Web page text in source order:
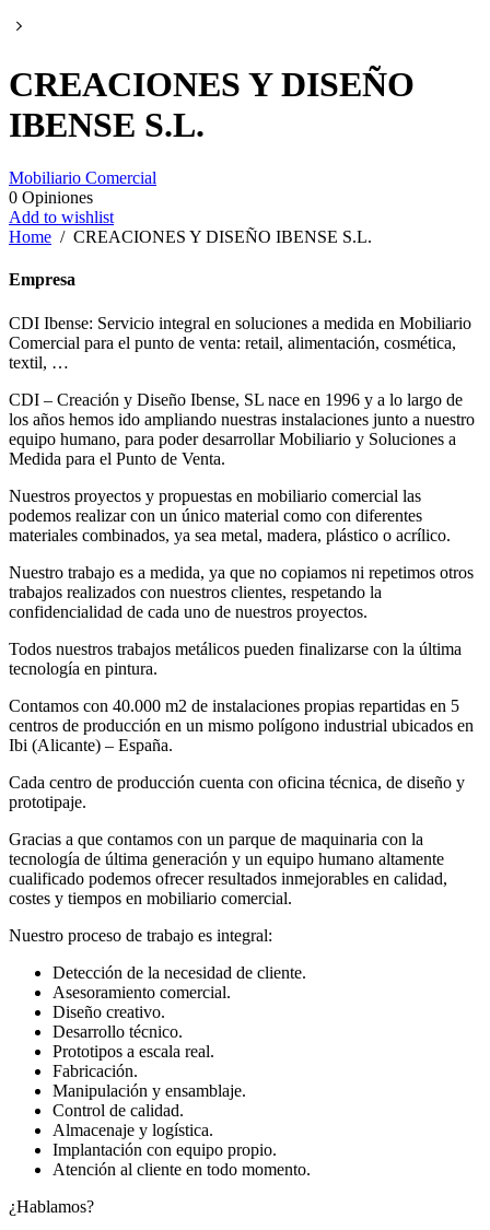
CREACIONES Y DISEÑO
IBENSE S.L.
Mobiliario Comercial
0 Opiniones
Add to wishlist
Home / CREACIONES Y DISEÑO IBENSE S.L.
Empresa
CDI Ibense: Servicio integral en soluciones a medida en Mobiliario
Comercial para el punto de venta: retail, alimentación, cosmética,
textil, …
CDI – Creación y Diseño Ibense, SL nace en 1996 y a lo largo de
los años hemos ido ampliando nuestras instalaciones junto a nuestro
equipo humano, para poder desarrollar Mobiliario y Soluciones a
Medida para el Punto de Venta.
Nuestros proyectos y propuestas en mobiliario comercial las
podemos realizar con un único material como con diferentes
materiales combinados, ya sea metal, madera, plástico o acrílico.
Nuestro trabajo es a medida, ya que no copiamos ni repetimos otros
trabajos realizados con nuestros clientes, respetando la
confidencialidad de cada uno de nuestros proyectos.
Todos nuestros trabajos metálicos pueden finalizarse con la última
tecnología en pintura.
Contamos con 40.000 m2 de instalaciones propias repartidas en 5
centros de producción en un mismo polígono industrial ubicados en
Ibi (Alicante) – España.
Cada centro de producción cuenta con oficina técnica, de diseño y
prototipaje.
Gracias a que contamos con un parque de maquinaria con la
tecnología de última generación y un equipo humano altamente
cualificado podemos ofrecer resultados inmejorables en calidad,
costes y tiempos en mobiliario comercial.
Nuestro proceso de trabajo es integral:
Detección de la necesidad de cliente.
Asesoramiento comercial.
Diseño creativo.
Desarrollo técnico.
Prototipos a escala real.
Fabricación.
Manipulación y ensamblaje.
Control de calidad.
Almacenaje y logística.
Implantación con equipo propio.
Atención al cliente en todo momento.
¿Hablamos?